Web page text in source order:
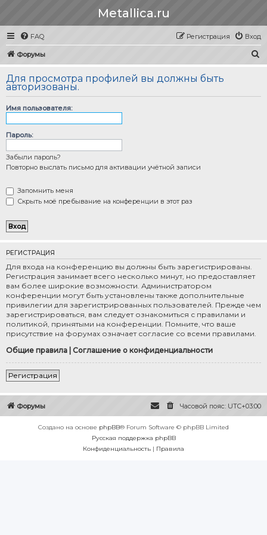
Metallica.ru
FAQ Вход
Регистрация
Форумы
с
Для просмотра профилей вы должны быть
авторизованы.
Имя пользователя:
Пароль:
Забыли пароль?
Повторно выслать письмо для активации учётной записи
Запомнить меня
Скрыть моё пребывание на конференции в этот раз
РЕГИСТРАЦИЯ
Для входа на конференцию вы должны быть зарегистрированы.
Регистрация занимает всего несколько минут, но предоставляет
вам более широкие возможности. Администратором
конференции могут быть установлены также дополнительные
привилегии для зарегистрированных пользователей. Прежде чем
зарегистрироваться, вам следует ознакомиться с правилами и
политикой, принятыми на конференции. Помните, что ваше
присутствие на форумах означает согласие со всеми правилами.
Общие правила Соглашение о конфиденциальности
Регистрация
Форумы Часовой пояс: UTC+03:00
Создано на основе phpBB® Forum Software © phpBB Limited
Русская поддержка phpBB
Конфиденциальность | Правила